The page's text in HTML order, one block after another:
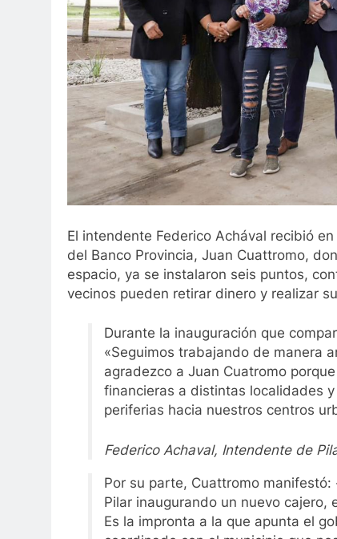
El intendente Federico Achával recibió
del Banco Provincia, Juan Cuattromo,
espacio, ya se instalaron seis puntos,
vecinos pueden retirar dinero y realizar
Durante la inauguración que
«Seguimos trabajando de manera
agradezco a Juan Cuatromo
financieras a distintas localidades
periferias hacia nuestros centros
Federico Achaval, Intendente de
Por su parte, Cuattromo
Pilar inaugurando un nuevo
Es la impronta a la que apunta el